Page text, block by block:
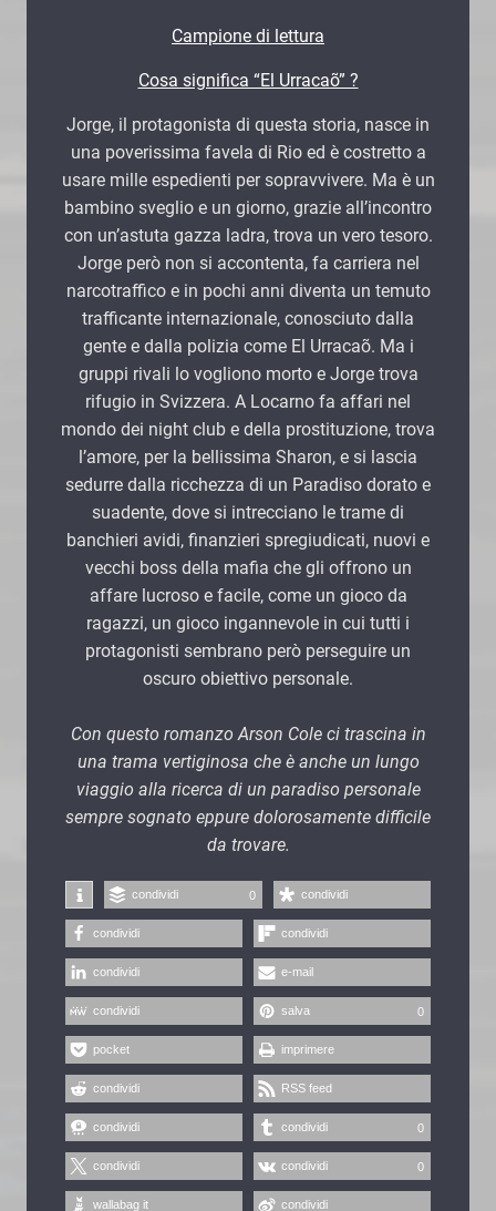
Campione di lettura
Cosa significa “El Urracaõ” ?
Jorge, il protagonista di questa storia, nasce in
una poverissima favela di Rio ed è costretto a
usare mille espedienti per sopravvivere. Ma è un
bambino sveglio e un giorno, grazie all’incontro
con un’astuta gazza ladra, trova un vero tesoro.
Jorge però non si accontenta, fa carriera nel
narcotraffico e in pochi anni diventa un temuto
trafficante internazionale, conosciuto dalla
gente e dalla polizia come El Urracaõ. Ma i
gruppi rivali lo vogliono morto e Jorge trova
rifugio in Svizzera. A Locarno fa affari nel
mondo dei night club e della prostituzione, trova
l’amore, per la bellissima Sharon, e si lascia
sedurre dalla ricchezza di un Paradiso dorato e
suadente, dove si intrecciano le trame di
banchieri avidi, finanzieri spregiudicati, nuovi e
vecchi boss della mafia che gli offrono un
affare lucroso e facile, come un gioco da
ragazzi, un gioco ingannevole in cui tutti i
protagonisti sembrano però perseguire un
oscuro obiettivo personale.
Con questo romanzo Arson Cole ci trascina in
una trama vertiginosa che è anche un lungo
viaggio alla ricerca di un paradiso personale
sempre sognato eppure dolorosamente difficile
da trovare.
condividi 0 condividi
condividi condividi
condividi e-mail
condividi salva 0
pocket imprimere
condividi RSS feed
condividi condividi 0
condividi condividi 0
wallabag it condividi